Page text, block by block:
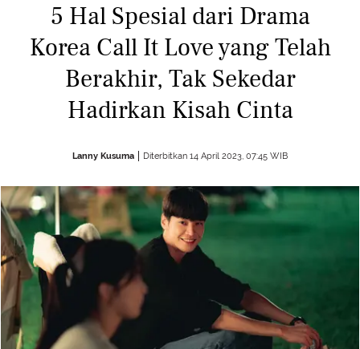
5 Hal Spesial dari Drama
Korea Call It Love yang Telah
Berakhir, Tak Sekedar
Hadirkan Kisah Cinta
Lanny Kusuma Diterbitkan 14 April 2023, 07:45 WIB